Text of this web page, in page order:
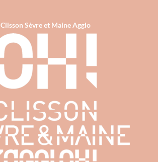
Clisson Sèvre et Maine Agglo